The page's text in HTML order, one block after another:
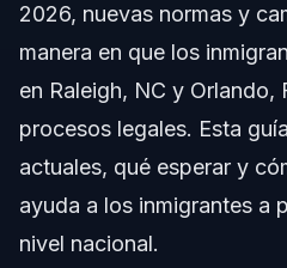
Listado de Leyes
Manual de Políticas
Recursos Oficiales
Pasos Clave para
Escenarios Comunes
2026, nuevas normas y
manera en que los
en Raleigh, NC y Orlando,
procesos legales. Esta
actuales, qué esperar y
ayuda a los inmigrantes a
nivel nacional.